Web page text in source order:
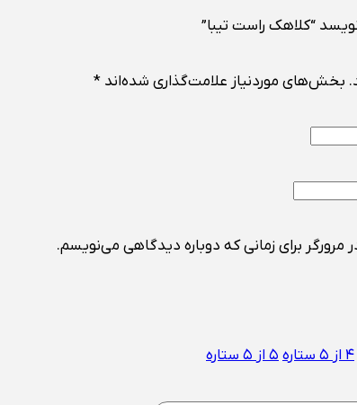
“کلاهک راست تیبا”
بخش‌های موردنیاز علامت‌گذاری شده‌اند *
مرورگر برای زمانی که دوباره دیدگاهی می‌نویسم.
۴ از ۵ ستاره ۵ از ۵ ستاره